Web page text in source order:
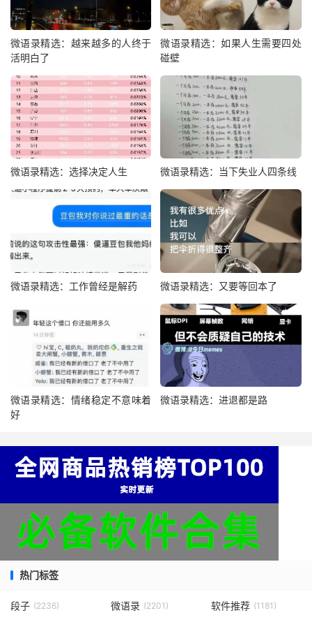
微语录精选：越来越多的人终于
活明白了
微语录精选：如果人生需要四处
碰壁
微语录精选：选择决定人生 微语录精选：当下失业人四条线
微语录精选：工作曾经是解药 微语录精选：又要等回本了
微语录精选：情绪稳定不意味着
好
微语录精选：进退都是路
热门标签
段子 (2236) 微语录 (2201) 软件推荐 (1181)